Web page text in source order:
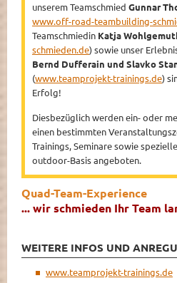
unserem Teamschmied Gunnar
www.off-road-teambuilding-
Teamschmiedin Katja
schmieden.de) sowie unser
Bernd Dufferain und Slavko
(www.teamprojekt-trainings.de)
Erfolg!
Diesbezüglich werden ein- oder
einen bestimmten
Trainings, Seminare sowie
outdoor-Basis angeboten.
Quad-Team-Experience
... wir schmieden Ihr Team
WEITERE INFOS UND
www.teamprojekt-trainings.de